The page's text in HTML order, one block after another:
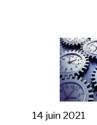
14 juin 2021